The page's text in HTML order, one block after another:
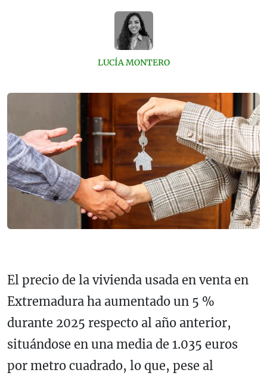
LUCÍA MONTERO
El precio de la vivienda usada en venta en
Extremadura ha aumentado un 5 %
durante 2025 respecto al año anterior,
situándose en una media de 1.035 euros
por metro cuadrado, lo que, pese al